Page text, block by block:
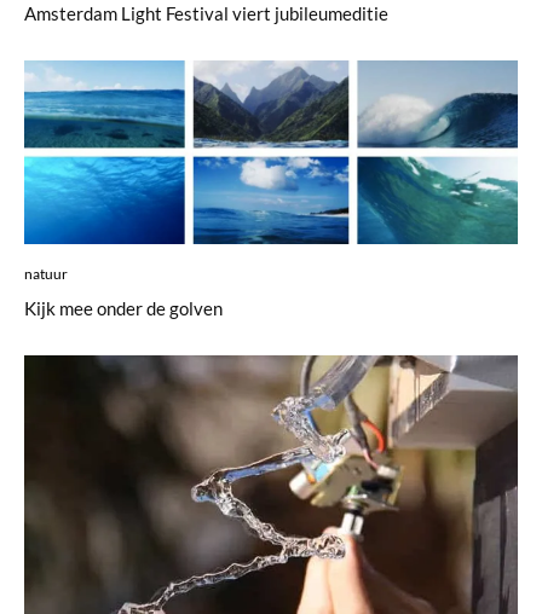
Amsterdam Light Festival viert jubileumeditie
natuur
Kijk mee onder de golven